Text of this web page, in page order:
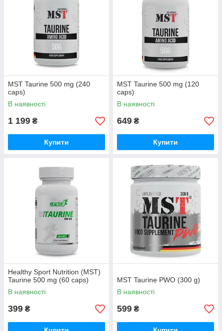
MST Taurine 500 mg (240
caps)
В наявності
1 199 ₴
Купити
MST Taurine 500 mg (120
caps)
В наявності
649 ₴
Купити
Healthy Sport Nutrition (MST)
Taurine 500 mg (60 caps)
В наявності
399 ₴
MST Taurine PWO (300 g)
В наявності
599 ₴